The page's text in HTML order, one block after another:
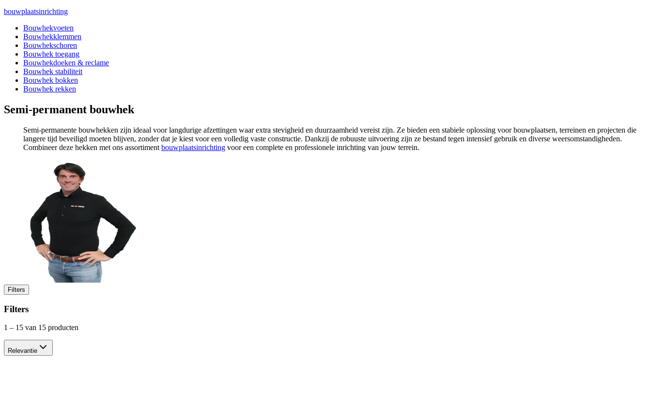
bouwplaatsinrichting
Bouwhekvoeten
Bouwhekklemmen
Bouwhekschoren
Bouwhek toegang
Bouwhekdoeken & reclame
Bouwhek stabiliteit
Bouwhek bokken
Bouwhek rekken
Semi-permanent bouwhek
Semi-permanente bouwhekken zijn ideaal voor langdurige afzettingen waar extra stevigheid en duurzaamheid vereist zijn. Ze bieden een stabiele oplossing voor bouwplaatsen, terreinen en projecten die
langere tijd beveiligd moeten blijven, zonder dat je kiest voor een volledig vaste constructie. Dankzij de robuuste uitvoering zijn ze bestand tegen intensief gebruik en diverse weersomstandigheden.
Combineer deze hekken met ons assortiment bouwplaatsinrichting voor een complete en professionele inrichting van jouw terrein.
Filters
Filters
1 – 15 van 15 producten
Relevantie